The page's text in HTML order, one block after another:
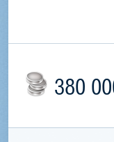
380